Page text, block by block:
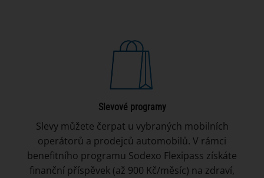
Slevové programy
Slevy můžete čerpat u vybraných mobilních
operátorů a prodejců automobilů. V rámci
benefitního programu Sodexo Flexipass získáte
finanční příspěvek (až 900 Kč/měsíc) na zdraví,